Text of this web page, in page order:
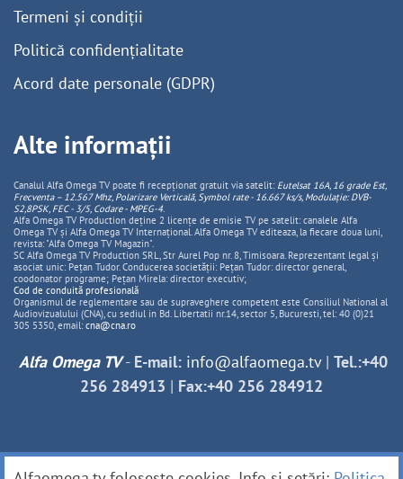
Termeni și condiții
Politică confidențialitate
Acord date personale (GDPR)
Alte informații
Canalul Alfa Omega TV poate fi recepționat gratuit via satelit: Eutelsat 16A, 16 grade Est,
Frecventa – 12.567 Mhz, PolarizareVerticală, Symbol rate - 16.667 ks/s, Modulație: DVB-
S2,8PSK, FEC - 3/5, Codare - MPEG-4.
Alfa Omega TV Production deține 2 licențe de emisie TV pe satelit: canalele Alfa
Omega TV și Alfa Omega TV Internațional. Alfa Omega TV editeaza, la fiecare doua luni,
revista: "Alfa Omega TV Magazin".
SC Alfa Omega TV Production SRL, Str Aurel Pop nr. 8, Timisoara. Reprezentant legal și
asociat unic: Pețan Tudor. Conducerea societății: Pețan Tudor: director general,
coodonator programe; Pețan Mirela: director executiv;
Cod de conduită profesională
Organismul de reglementare sau de supraveghere competent este Consiliul National al
Audiovizualului (CNA), cu sediul in Bd. Libertatii nr.14, sector 5, Bucuresti, tel: 40 (0)21
305 5350, email: cna@cna.ro
Alfa Omega TV- E-mail: info@alfaomega.tv| Tel.:+40
256 284913 | Fax:+40 256 284912